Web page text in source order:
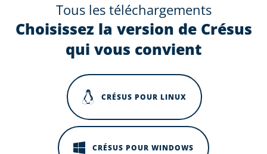
Tous les téléchargements
Choisissez la version de Crésus
qui vous convient
CRÉSUS POUR WINDOWS
CRÉSUS POUR LINUX